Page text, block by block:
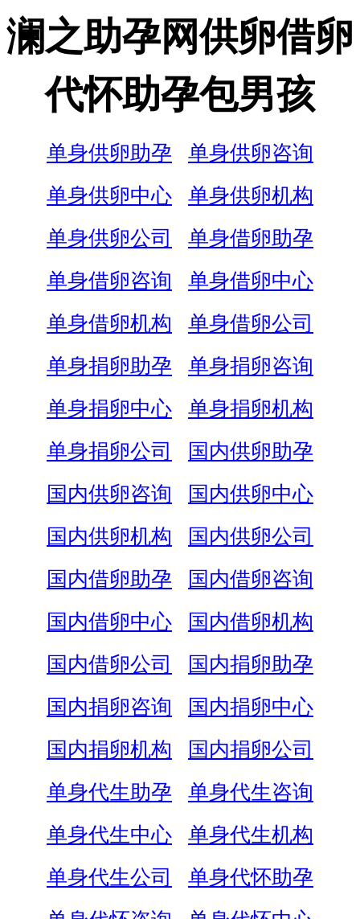
澜之助孕网供卵借卵
代怀助孕包男孩
单身供卵助孕
单身供卵咨询
单身供卵中心
单身供卵机构
单身供卵公司
单身借卵助孕
单身借卵咨询
单身借卵中心
单身借卵机构
单身借卵公司
单身捐卵助孕
单身捐卵咨询
单身捐卵中心
单身捐卵机构
单身捐卵公司
国内供卵助孕
国内供卵咨询
国内供卵中心
国内供卵机构
国内供卵公司
国内借卵助孕
国内借卵咨询
国内借卵中心
国内借卵机构
国内借卵公司
国内捐卵助孕
国内捐卵咨询
国内捐卵中心
国内捐卵机构
国内捐卵公司
单身代生助孕
单身代生咨询
单身代生中心
单身代生机构
单身代生公司
单身代怀助孕